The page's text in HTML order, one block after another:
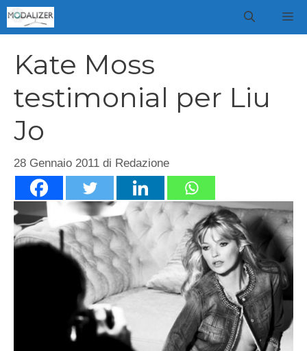
Vai
al
Kate Moss
testimonial per Liu
Jo
28 Gennaio 2011 di Redazione